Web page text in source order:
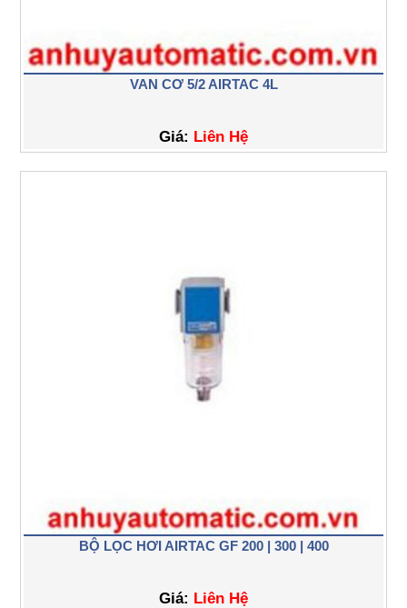
VAN CƠ 5/2 AIRTAC 4L
Giá: Liên Hệ
BỘ LỌC HƠI AIRTAC GF 200 | 300 | 400
Giá: Liên Hệ